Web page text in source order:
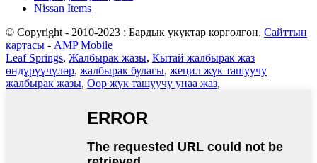
Nissan Items
© Copyright - 2010-2023 : Бардык укуктар корголгон. Сайттын
картасы - AMP Mobile
Leaf Springs, Жалбырак жазы, Кытай жалбырак жаз
өндүрүүчүлөр, жалбырак булагы, жеңил жүк ташуучу
жалбырак жазы, Оор жүк ташуучу унаа жаз,